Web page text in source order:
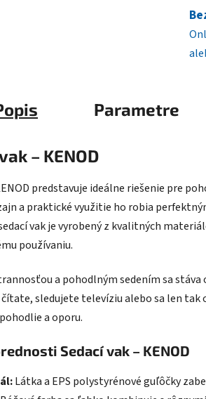
Parametre
– KENOD
predstavuje ideálne riešenie pre
a praktické využitie ho robia
vak je vyrobený z kvalitných
používaniu.
a pohodlným sedením sa
čítate, sledujete televíziu alebo sa len tak
a oporu.
Sedací vak – KENOD
Látka a EPS polystyrénové guľôčky